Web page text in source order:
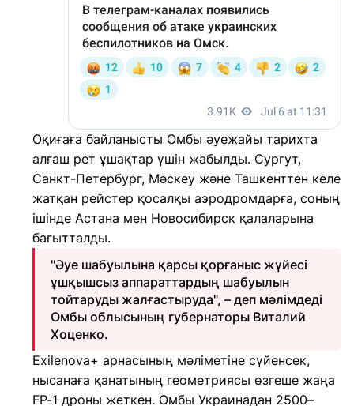
Оқиғаға байланысты Омбы әуежайы тарихта
алғаш рет ұшақтар үшін жабылды. Сургут,
Санкт-Петербург, Мәскеу және Ташкенттен келе
жатқан рейстер қосалқы аэродромдарға, соның
ішінде Астана мен Новосибирск қалаларына
бағытталды.
"Әуе шабуылына қарсы қорғаныс жүйесі
ұшқышсыз аппараттардың шабуылын
тойтаруды жалғастыруда", – деп мәлімдеді
Омбы облысының губернаторы Виталий
Хоценко.
Exilenova+ арнасының мәліметіне сүйенсек,
нысанаға қанатының геометриясы өзгеше жаңа
FP-1 дроны жеткен. Омбы Украинадан 2500–